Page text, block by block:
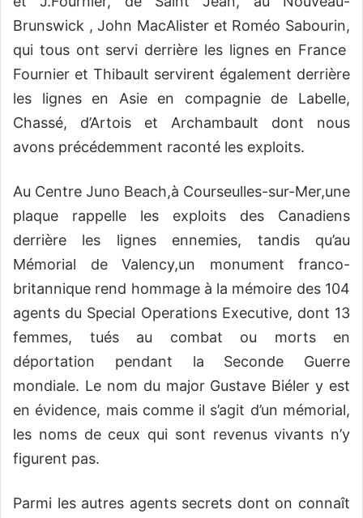
Brunswick , John MacAlister et Roméo Sabourin,
qui tous ont servi derrière les lignes en France
Fournier et Thibault servirent également derrière
les lignes en Asie en compagnie de Labelle,
Chassé, d’Artois et Archambault dont nous
avons précédemment raconté les exploits.
Au Centre Juno Beach,à Courseulles-sur-Mer,une
plaque rappelle les exploits des Canadiens
derrière les lignes ennemies, tandis qu’au
Mémorial de Valency,un monument franco-
britannique rend hommage à la mémoire des 104
agents du Special Operations Executive, dont 13
femmes, tués au combat ou morts en
déportation pendant la Seconde Guerre
mondiale. Le nom du major Gustave Biéler y est
en évidence, mais comme il s’agit d’un mémorial,
les noms de ceux qui sont revenus vivants n’y
figurent pas.
Parmi les autres agents secrets dont on connaît